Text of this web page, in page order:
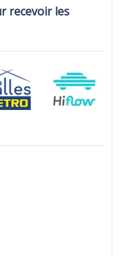
recevoir les